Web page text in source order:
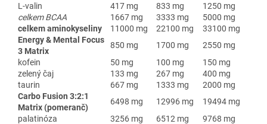
L-valin
417 mg 833 mg
1250 mg
celkem BCAA
1667 mg 3333 mg
5000 mg
celkem aminokyseliny
11000 mg 22100 mg
33100 mg
Energy & Mental Focus
3 Matrix
850 mg 1700 mg
2550 mg
kofein
50 mg 100 mg
150 mg
zelený čaj
133 mg 267 mg
400 mg
taurin
667 mg 1333 mg
2000 mg
Carbo Fusion 3:2:1
Matrix (pomeranč)
6498 mg 12996 mg
19494 mg
palatinóza
3256 mg 6512 mg
9768 mg